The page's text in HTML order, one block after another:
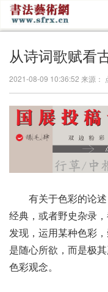
从诗词歌赋看
2021-08-09 10:36:52 来源：
有关于色彩的论述
经典，或者野史杂录
发现，运用某种色彩
是随心所欲，而是极
色彩观念。